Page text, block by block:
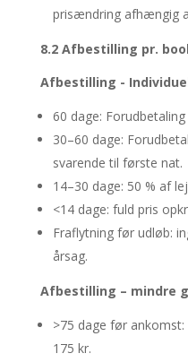
prisændring afhængig
8.2 Afbestilling pr.
Afbestilling -
60 dage:
30–60 dage:
svarende til første nat.
14–30 dage: 50 % af
<14 dage: fuld pris
Fraflytning før udløb:
årsag.
Afbestilling – mindre
>75 dage før
175 kr.